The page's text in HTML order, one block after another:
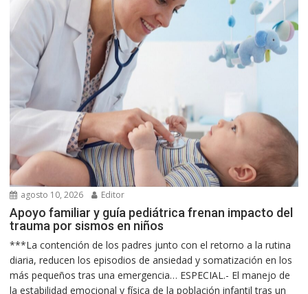
agosto 10, 2026 Editor
Apoyo familiar y guía pediátrica frenan impacto del
trauma por sismos en niños
***La contención de los padres junto con el retorno a la rutina
diaria, reducen los episodios de ansiedad y somatización en los
más pequeños tras una emergencia… ESPECIAL.- El manejo de
la estabilidad emocional y física de la población infantil tras un